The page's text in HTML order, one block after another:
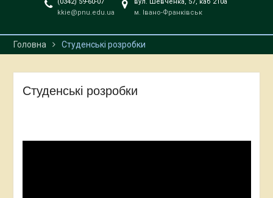
kkie@pnu.edu.ua
м. Івано-Франківськ
Головна Студенські розробки
Студенські розробки